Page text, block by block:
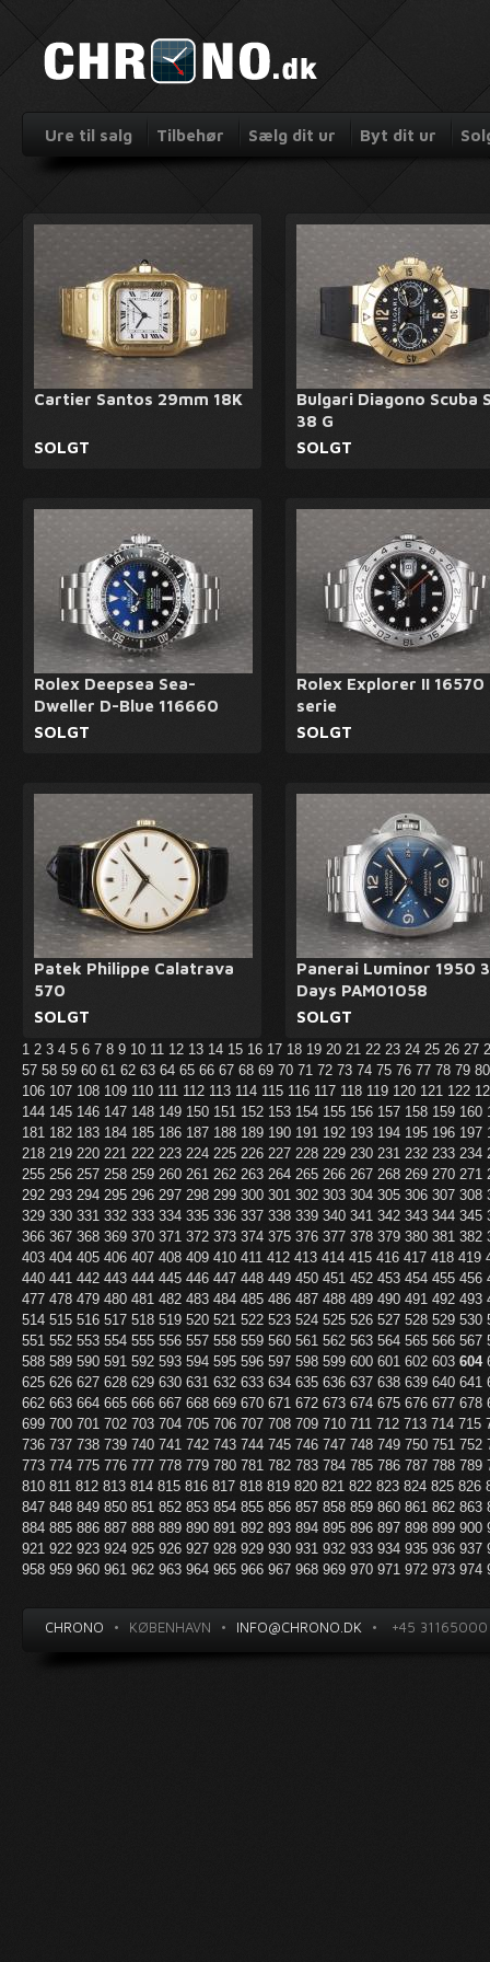
Ure til salg Tilbehør Sælg dit ur Byt dit ur
Cartier Santos 29mm 18K
SOLGT
Bulgari Diagono Scuba
38 G
SOLGT
Rolex Deepsea Sea-
Dweller D-Blue 116660
SOLGT
Rolex Explorer II 16570
serie
SOLGT
Patek Philippe Calatrava
570
SOLGT
Panerai Luminor 1950 3
Days PAM01058
SOLGT
1 2 3 4 5 6 7 8 9 10 11 12 13 14 15 16 17 18 19 20 21 22 23 24 25 26 27
57 58 59 60 61 62 63 64 65 66 67 68 69 70 71 72 73 74 75 76 77 78 79
106 107 108 109 110 111 112 113 114 115 116 117 118 119 120 121 122
144 145 146 147 148 149 150 151 152 153 154 155 156 157 158 159 160
181 182 183 184 185 186 187 188 189 190 191 192 193 194 195 196 197
218 219 220 221 222 223 224 225 226 227 228 229 230 231 232 233 234
255 256 257 258 259 260 261 262 263 264 265 266 267 268 269 270 271
292 293 294 295 296 297 298 299 300 301 302 303 304 305 306 307 308
329 330 331 332 333 334 335 336 337 338 339 340 341 342 343 344 345
366 367 368 369 370 371 372 373 374 375 376 377 378 379 380 381 382
403 404 405 406 407 408 409 410 411 412 413 414 415 416 417 418 419
440 441 442 443 444 445 446 447 448 449 450 451 452 453 454 455 456
477 478 479 480 481 482 483 484 485 486 487 488 489 490 491 492 493
514 515 516 517 518 519 520 521 522 523 524 525 526 527 528 529 530
551 552 553 554 555 556 557 558 559 560 561 562 563 564 565 566 567
588 589 590 591 592 593 594 595 596 597 598 599 600 601 602 603 604
625 626 627 628 629 630 631 632 633 634 635 636 637 638 639 640 641
662 663 664 665 666 667 668 669 670 671 672 673 674 675 676 677 678
699 700 701 702 703 704 705 706 707 708 709 710 711 712 713 714 715
736 737 738 739 740 741 742 743 744 745 746 747 748 749 750 751 752
773 774 775 776 777 778 779 780 781 782 783 784 785 786 787 788 789
810 811 812 813 814 815 816 817 818 819 820 821 822 823 824 825 826
847 848 849 850 851 852 853 854 855 856 857 858 859 860 861 862 863
884 885 886 887 888 889 890 891 892 893 894 895 896 897 898 899 900
921 922 923 924 925 926 927 928 929 930 931 932 933 934 935 936 937
958 959 960 961 962 963 964 965 966 967 968 969 970 971 972 973 974
CHRONO • KØBENHAVN • INFO@CHRONO.DK • +45 31165000